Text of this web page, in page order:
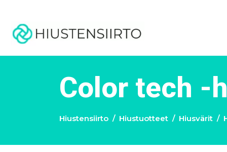
Color tech -
Hiustensiirto Hiustuotteet Hiusvärit